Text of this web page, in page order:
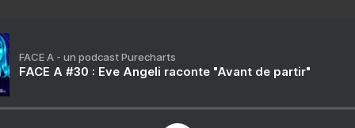
FACE A - un podcast Purecharts
FACE A #30 : Eve Angeli raconte "Avant de partir"